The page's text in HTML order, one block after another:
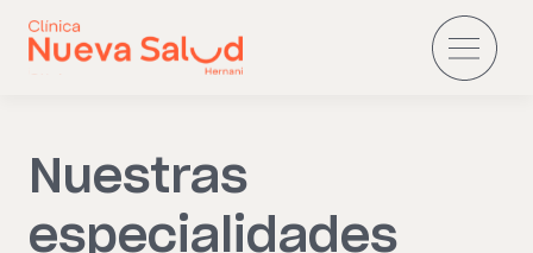
Nuestras
especialidades